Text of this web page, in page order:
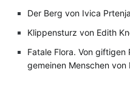
Der Berg von Ivica
Klippensturz von Edith
Fatale Flora. Von giftigen
gemeinen Menschen von